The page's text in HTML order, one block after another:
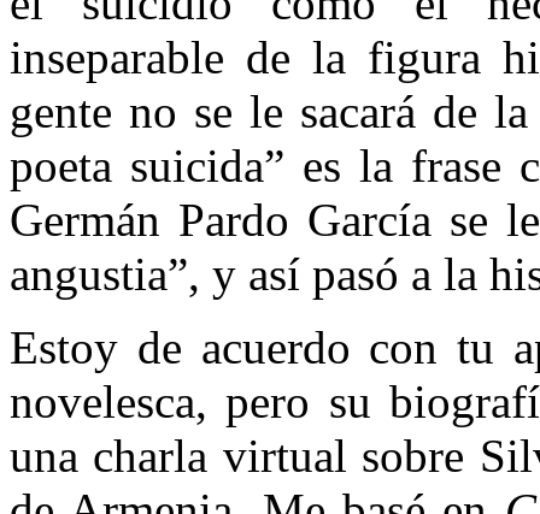
inseparable de la figura
gente no se le sacará de
poeta suicida” es la frase
Germán Pardo García se
angustia”, y así pasó a la
Estoy de acuerdo con tu
novelesca, pero su
una charla virtual sobre